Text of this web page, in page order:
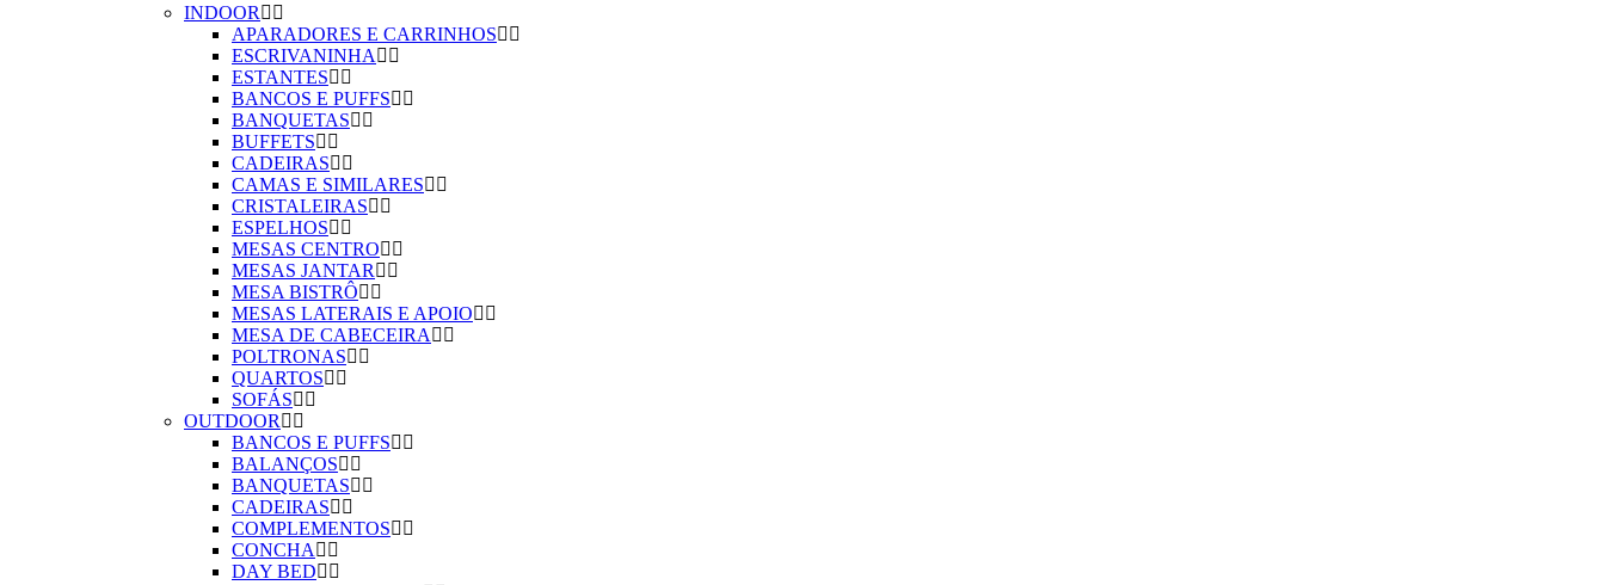
INDOOR
APARADORES E CARRINHOS
ESCRIVANINHA
ESTANTES
BANCOS E PUFFS
BANQUETAS
BUFFETS
CADEIRAS
CAMAS E SIMILARES
CRISTALEIRAS
ESPELHOS
MESAS CENTRO
MESAS JANTAR
MESA BISTRÔ
MESAS LATERAIS E APOIO
MESA DE CABECEIRA
POLTRONAS
QUARTOS
SOFÁS
OUTDOOR
BANCOS E PUFFS
BALANÇOS
BANQUETAS
CADEIRAS
COMPLEMENTOS
CONCHA
DAY BED